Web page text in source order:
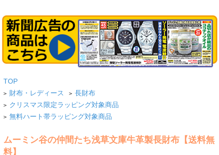
TOP
> 財布・レディース > 長財布
> クリスマス限定ラッピング対象商品
> 無料ハート帯ラッピング対象商品
ムーミン谷の仲間たち浅草文庫牛革製長財布【送料無
料】